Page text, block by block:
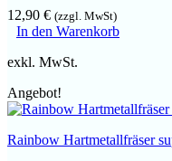
12,90 € (zzgl. MwSt)
In den Warenkorb
exkl. MwSt.
Angebot!
Rainbow Hartmetallfräser